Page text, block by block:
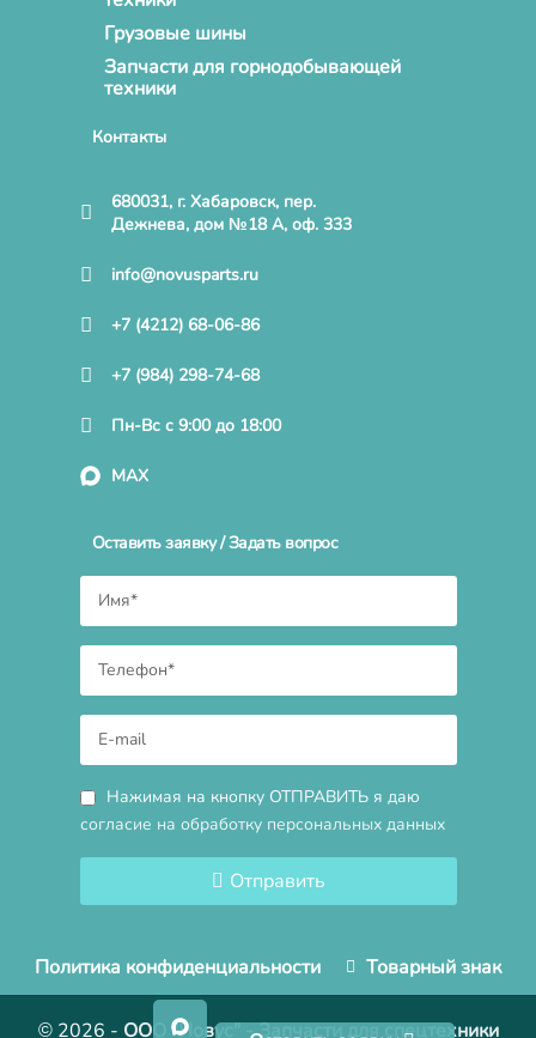
Грузовые шины
Запчасти для горнодобывающей
техники
Контакты
680031, г. Хабаровск, пер.
Дежнева, дом №18 А, оф. 333
info@novusparts.ru
+7 (4212) 68-06-86
+7 (984) 298-74-68
Пн-Вс с 9:00 до 18:00
MAX
Оставить заявку / Задать вопрос
Нажимая на кнопку ОТПРАВИТЬ я даю
согласие на обработку персональных данных
Отправить
Политика конфиденциальности Товарный знак
© 2026 - ООО "Новус" - Запчасти для спецтехники